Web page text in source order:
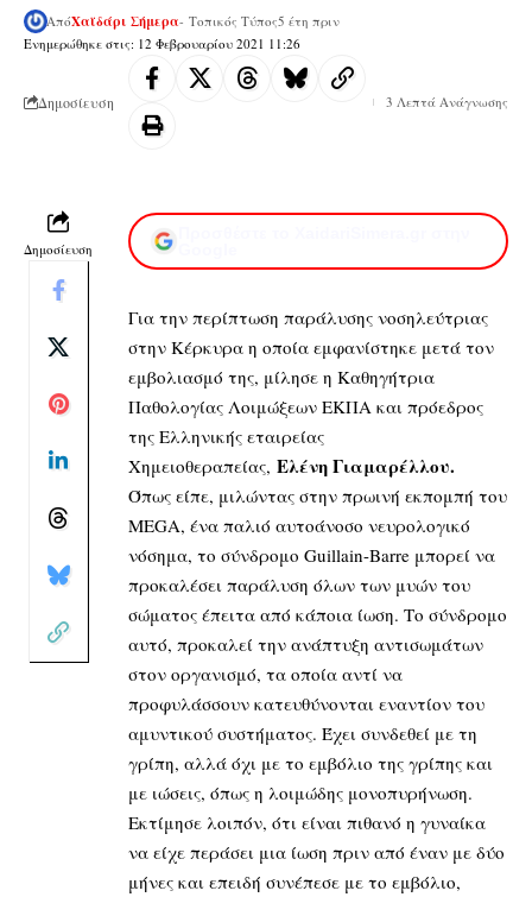
Ενημερώθηκε στις: 12 Φεβρουαρίου 2021 11:26
ΑπόΧαϊδάρι Σήμερα- Τοπικός Τύπος5 έτη πριν
Δημοσίευση 3 Λεπτά Ανάγνωσης
Δημοσίευση
Για την περίπτωση παράλυσης νοσηλεύτριας
στην Κέρκυρα η οποία εμφανίστηκε μετά τον
εμβολιασμό της, μίλησε η Καθηγήτρια
Παθολογίας Λοιμώξεων ΕΚΠΑ και πρόεδρος
της Ελληνικής εταιρείας
Χημειοθεραπείας, Ελένη Γιαμαρέλλου.
Όπως είπε, μιλώντας στην πρωινή εκπομπή του
MEGA, ένα παλιό αυτοάνοσο νευρολογικό
νόσημα, το σύνδρομο Guillain-Barre μπορεί να
προκαλέσει παράλυση όλων των μυών του
σώματος έπειτα από κάποια ίωση. Το σύνδρομο
αυτό, προκαλεί την ανάπτυξη αντισωμάτων
στον οργανισμό, τα οποία αντί να
προφυλάσσουν κατευθύνονται εναντίον του
αμυντικού συστήματος. Έχει συνδεθεί με τη
γρίπη, αλλά όχι με το εμβόλιο της γρίπης και
με ιώσεις, όπως η λοιμώδης μονοπυρήνωση.
Εκτίμησε λοιπόν, ότι είναι πιθανό η γυναίκα
να είχε περάσει μια ίωση πριν από έναν με δύο
μήνες και επειδή συνέπεσε με το εμβόλιο,